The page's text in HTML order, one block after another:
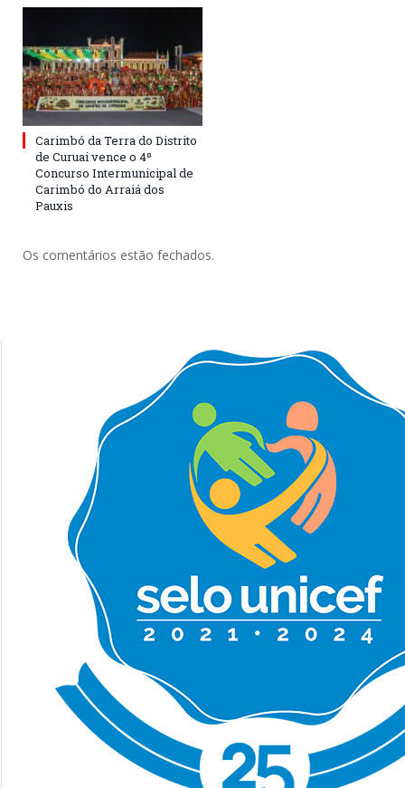
Carimbó da Terra do Distrito
de Curuai vence o 4º
Concurso Intermunicipal de
Carimbó do Arraiá dos
Pauxis
Os comentários estão fechados.